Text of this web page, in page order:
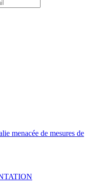
menacée de mesures de